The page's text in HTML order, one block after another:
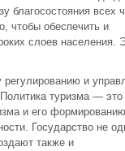
благосостояния всех
чтобы обеспечить и
слоев населения.
регулированию и
туризма — это
и его
Государство не
также и